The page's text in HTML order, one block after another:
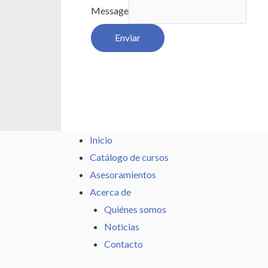
Message
Enviar
Inicio
Catálogo de cursos
Asesoramientos
Acerca de
Quiénes somos
Noticias
Contacto